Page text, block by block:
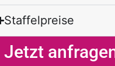
Staffelpreise
Jetzt